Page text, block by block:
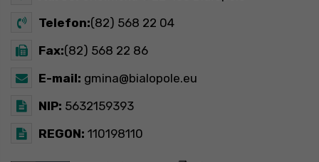
Telefon:(82) 568 22 04
Fax:(82) 568 22 86
E-mail: gmina@bialopole.eu
NIP: 5632159393
REGON: 110198110